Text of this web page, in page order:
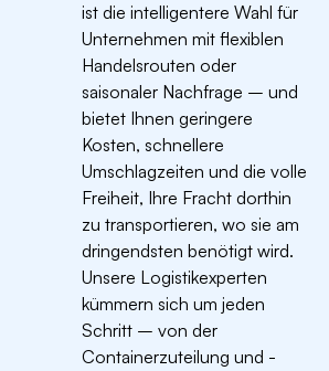
ist die intelligentere Wahl für
Unternehmen mit flexiblen
Handelsrouten oder
saisonaler Nachfrage – und
bietet Ihnen geringere
Kosten, schnellere
Umschlagzeiten und die volle
Freiheit, Ihre Fracht dorthin
zu transportieren, wo sie am
dringendsten benötigt wird.
Unsere Logistikexperten
kümmern sich um jeden
Schritt – von der
Containerzuteilung und -